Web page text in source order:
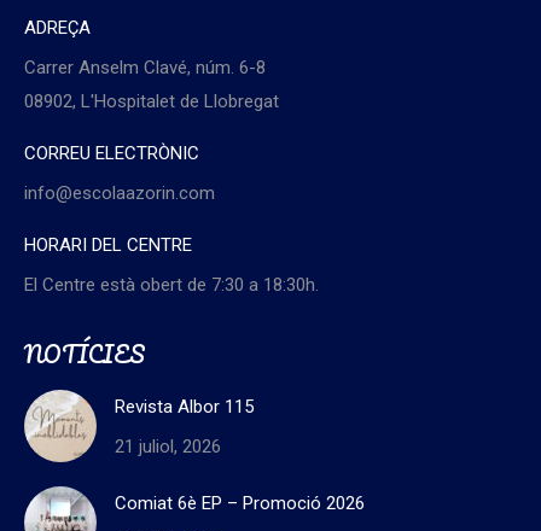
ADREÇA
Carrer Anselm Clavé, núm. 6-8
08902, L'Hospitalet de Llobregat
CORREU ELECTRÒNIC
info@escolaazorin.com
HORARI DEL CENTRE
El Centre està obert de 7:30 a 18:30h.
NOTÍCIES
Revista Albor 115
21 juliol, 2026
Comiat 6è EP – Promoció 2026